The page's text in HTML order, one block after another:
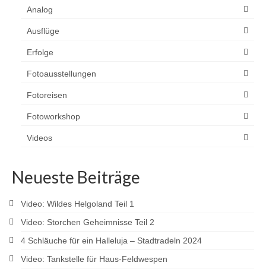
Analog
Ausflüge
Erfolge
Fotoausstellungen
Fotoreisen
Fotoworkshop
Videos
Neueste Beiträge
Video: Wildes Helgoland Teil 1
Video: Storchen Geheimnisse Teil 2
4 Schläuche für ein Halleluja – Stadtradeln 2024
Video: Tankstelle für Haus-Feldwespen